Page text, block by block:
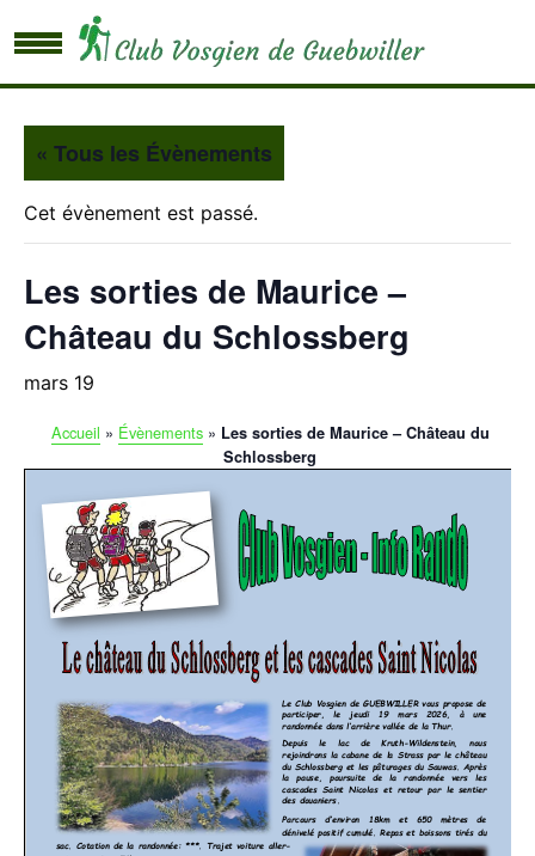
« Tous les Évènements
Cet évènement est passé.
Les sorties de Maurice –
Château du Schlossberg
mars 19
Accueil » Évènements» Les sorties de Maurice – Château du
Schlossberg